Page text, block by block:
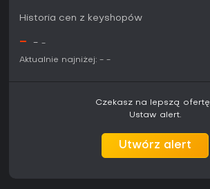
się zbyt prosta. Ze względu na niszę
społeczności.
Historia cen z keyshopów
- - -
Aktualnie najniżej: - -
Czekasz na lepszą
Ustaw alert.
Utwórz alert